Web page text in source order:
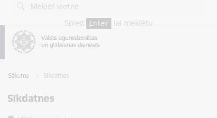
Pāriet uz lapas saturu
Spied
Enter lai meklētu
Sākums Sīkdatnes
Sīkdatnes